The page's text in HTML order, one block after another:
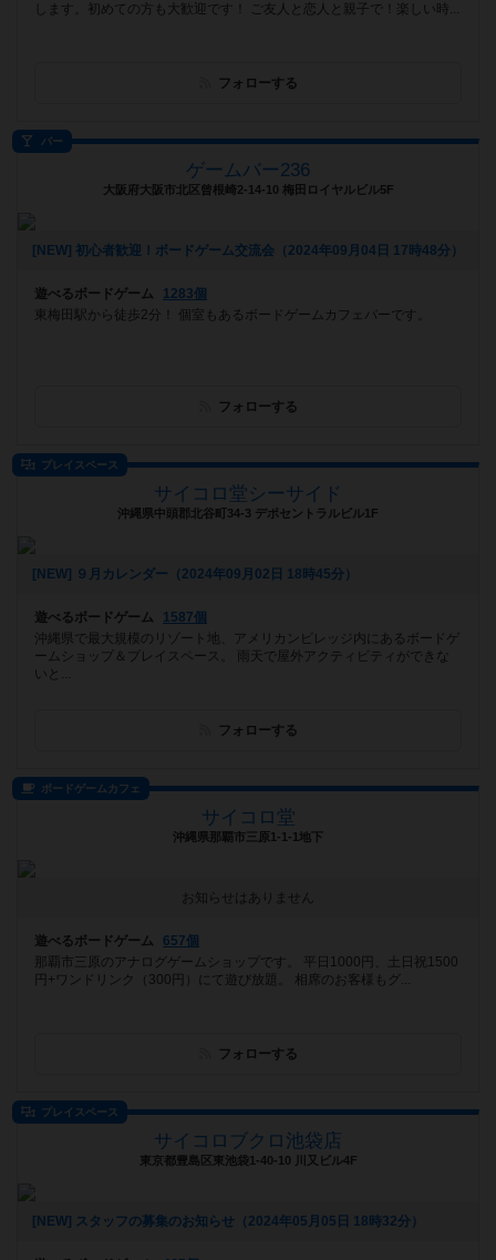
します。初めての方も大歓迎です！ ご友人と恋人と親子で！楽しい時...
フォローする
バー
ゲームバー236
大阪府大阪市北区曾根崎2-14-10 梅田ロイヤルビル5F
[NEW] 初心者歓迎！ボードゲーム交流会（2024年09月04日 17時48分）
遊べるボードゲーム
1283個
東梅田駅から徒歩2分！ 個室もあるボードゲームカフェバーです。
フォローする
プレイスペース
サイコロ堂シーサイド
沖縄県中頭郡北谷町34-3 デポセントラルビル1F
[NEW] ９月カレンダー（2024年09月02日 18時45分）
遊べるボードゲーム
1587個
沖縄県で最大規模のリゾート地、アメリカンビレッジ内にあるボードゲ
ームショップ＆プレイスペース。 雨天で屋外アクティビティができな
いと...
フォローする
ボードゲームカフェ
サイコロ堂
沖縄県那覇市三原1-1-1地下
お知らせはありません
遊べるボードゲーム
657個
那覇市三原のアナログゲームショップです。 平日1000円、土日祝1500
円+ワンドリンク（300円）にて遊び放題。 相席のお客様もグ...
フォローする
プレイスペース
サイコロブクロ池袋店
東京都豊島区東池袋1-40-10 川又ビル4F
[NEW] スタッフの募集のお知らせ（2024年05月05日 18時32分）